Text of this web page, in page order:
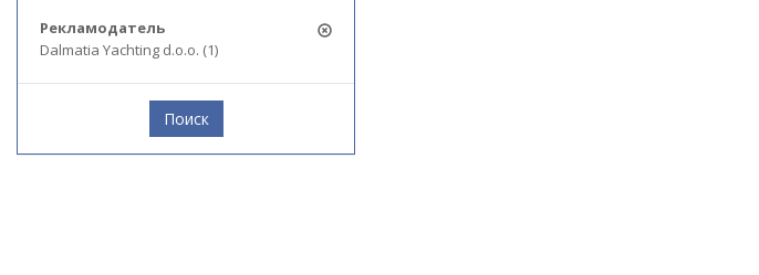
Рекламодатель
Dalmatia Yachting d.o.o. (1)
Поиск